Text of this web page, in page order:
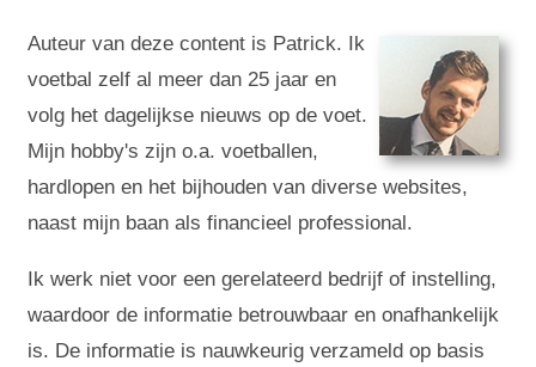
Auteur van deze content is Patrick. Ik
voetbal zelf al meer dan 25 jaar en
volg het dagelijkse nieuws op de voet.
Mijn hobby's zijn o.a. voetballen,
hardlopen en het bijhouden van diverse websites,
naast mijn baan als financieel professional.
Ik werk niet voor een gerelateerd bedrijf of instelling,
waardoor de informatie betrouwbaar en onafhankelijk
is. De informatie is nauwkeurig verzameld op basis